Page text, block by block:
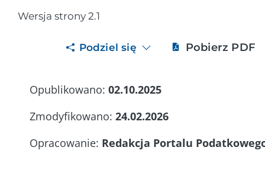
Wersja strony 2.1
Podziel się Pobierz PDF
Opublikowano: 02.10.2025
Zmodyfikowano: 24.02.2026
Opracowanie: Redakcja Portalu